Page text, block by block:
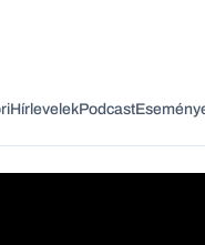
HírlevelekPodcast